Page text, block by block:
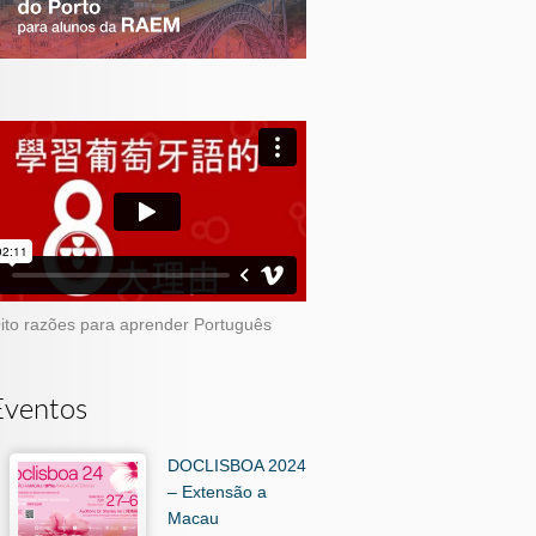
razões para aprender Português
DOCLISBOA 2024
– Extensão a
Macau